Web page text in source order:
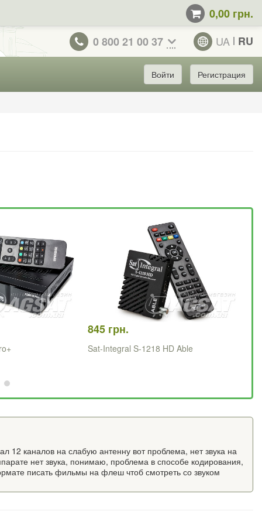
0,00 грн.
0 800 21 00 37
UA RU
Войти Регистрация
845 грн.
Sat-Integral S-1218 HD Able
12 каналов на слабую антенну вот проблема, нет звука на
нет звука, понимаю, проблема в способе кодирования,
писать фильмы на флеш чтоб смотреть со звуком